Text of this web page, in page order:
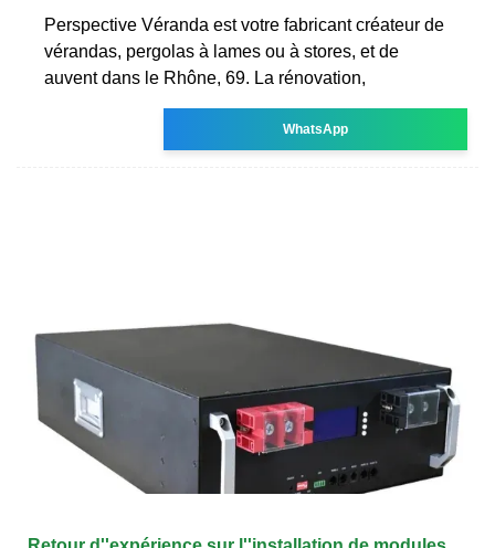
Perspective Véranda est votre fabricant créateur de
vérandas, pergolas à lames ou à stores, et de
auvent dans le Rhône, 69. La rénovation,
WhatsApp